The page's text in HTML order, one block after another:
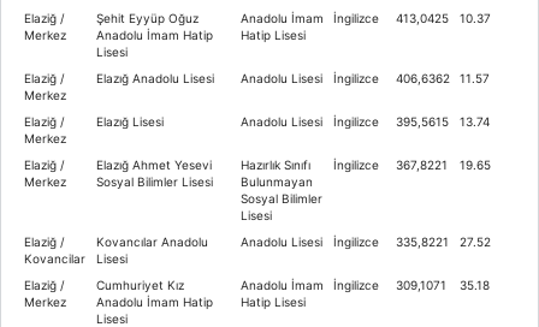
Elaziğ /
Merkez
Şehit Eyyüp Oğuz
Anadolu İmam Hatip
Lisesi
Anadolu İmam
Hatip Lisesi
İngilizce 413,0425 10.37
Elaziğ /
Merkez
Elazığ Anadolu Lisesi Anadolu Lisesi İngilizce 406,6362 11.57
Elaziğ /
Merkez
Elazığ Lisesi Anadolu Lisesi İngilizce 395,5615 13.74
Elaziğ /
Merkez
Elazığ Ahmet Yesevi
Sosyal Bilimler Lisesi
Hazırlık Sınıfı
Bulunmayan
Sosyal Bilimler
Lisesi
İngilizce 367,8221 19.65
Elaziğ /
Kovancilar
Kovancılar Anadolu
Lisesi
Anadolu Lisesi İngilizce 335,8221 27.52
Elaziğ /
Merkez
Cumhuriyet Kız
Anadolu İmam Hatip
Lisesi
Anadolu İmam
Hatip Lisesi
İngilizce 309,1071 35.18